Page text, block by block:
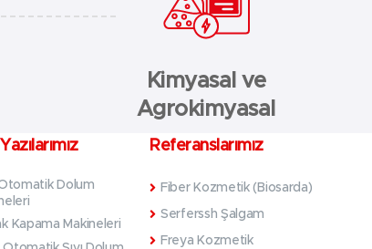
Kimyasal ve
Agrokimyasal
Otomatik Dolum
Kapama Makineleri
Referanslarımız
Fiber Kozmetik (Biosarda)
Serferssh Şalgam
Freya Kozmetik